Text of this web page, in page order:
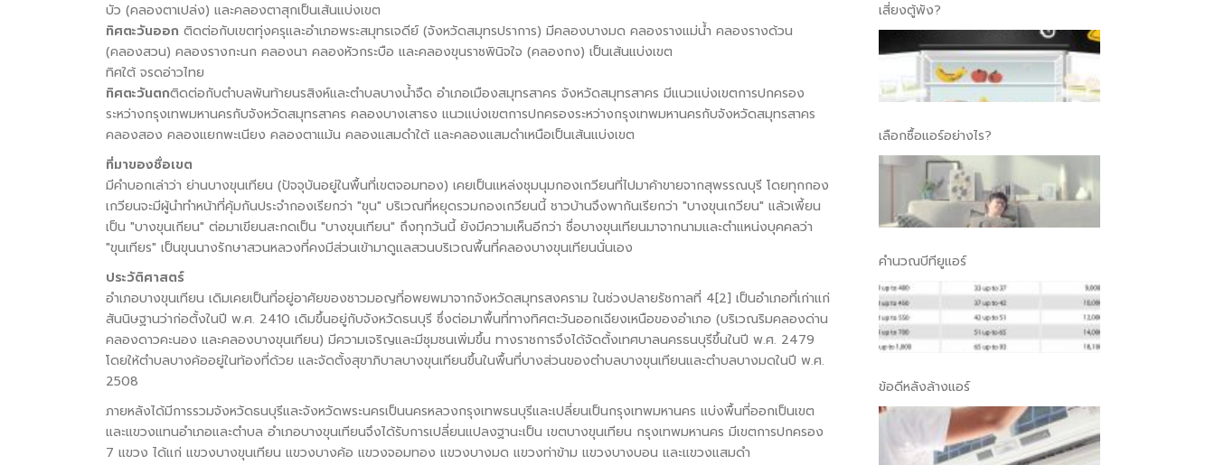
บัว (คลองตาเปล่ง) และคลองตาสุกเป็นเส้นแบ่งเขต
ทิศตะวันออก ติดต่อกับเขตทุ่งครุและอำเภอพระสมุทรเจดีย์ (จังหวัดสมุทรปราการ) มีคลองบางมด คลองรางแม่น้ำ คลองรางด้วน
(คลองสวน) คลองรางกะนก คลองนา คลองหัวกระบือ และคลองขุนราชพินิจใจ (คลองกง) เป็นเส้นแบ่งเขต
ทิศใต้ จรดอ่าวไทย
ทิศตะวันตกติดต่อกับตำบลพันท้ายนรสิงห์และตำบลบางน้ำจืด อำเภอเมืองสมุทรสาคร จังหวัดสมุทรสาคร มีแนวแบ่งเขตการปกครอง
ระหว่างกรุงเทพมหานครกับจังหวัดสมุทรสาคร คลองบางเสาธง แนวแบ่งเขตการปกครองระหว่างกรุงเทพมหานครกับจังหวัดสมุทรสาคร
คลองสอง คลองแยกพะเนียง คลองตาแม้น คลองแสมดำใต้ และคลองแสมดำเหนือเป็นเส้นแบ่งเขต
ที่มาของชื่อเขต
มีคำบอกเล่าว่า ย่านบางขุนเทียน (ปัจจุบันอยู่ในพื้นที่เขตจอมทอง) เคยเป็นแหล่งชุมนุมกองเกวียนที่ไปมาค้าขายจากสุพรรณบุรี โดยทุกกอง
เกวียนจะมีผู้นำทำหน้าที่คุ้มกันประจำกองเรียกว่า "ขุน" บริเวณที่หยุดรวมกองเกวียนนี้ ชาวบ้านจึงพากันเรียกว่า "บางขุนเกวียน" แล้วเพี้ยน
เป็น "บางขุนเกียน" ต่อมาเขียนสะกดเป็น "บางขุนเทียน" ถึงทุกวันนี้ ยังมีความเห็นอีกว่า ชื่อบางขุนเทียนมาจากนามและตำแหน่งบุคคลว่า
"ขุนเทียร" เป็นขุนนางรักษาสวนหลวงที่คงมีส่วนเข้ามาดูแลสวนบริเวณพื้นที่คลองบางขุนเทียนนั่นเอง
ประวัติศาสตร์
อำเภอบางขุนเทียน เดิมเคยเป็นที่อยู่อาศัยของชาวมอญที่อพยพมาจากจังหวัดสมุทรสงคราม ในช่วงปลายรัชกาลที่ 4[2] เป็นอำเภอที่เก่าแก่
สันนิษฐานว่าก่อตั้งในปี พ.ศ. 2410 เดิมขึ้นอยู่กับจังหวัดธนบุรี ซึ่งต่อมาพื้นที่ทางทิศตะวันออกเฉียงเหนือของอำเภอ (บริเวณริมคลองด่าน
คลองดาวคะนอง และคลองบางขุนเทียน) มีความเจริญและมีชุมชนเพิ่มขึ้น ทางราชการจึงได้จัดตั้งเทศบาลนครธนบุรีขึ้นในปี พ.ศ. 2479
โดยให้ตำบลบางค้ออยู่ในท้องที่ด้วย และจัดตั้งสุขาภิบาลบางขุนเทียนขึ้นในพื้นที่บางส่วนของตำบลบางขุนเทียนและตำบลบางมดในปี พ.ศ.
2508
ภายหลังได้มีการรวมจังหวัดธนบุรีและจังหวัดพระนครเป็นนครหลวงกรุงเทพธนบุรีและเปลี่ยนเป็นกรุงเทพมหานคร แบ่งพื้นที่ออกเป็นเขต
และแขวงแทนอำเภอและตำบล อำเภอบางขุนเทียนจึงได้รับการเปลี่ยนแปลงฐานะเป็น เขตบางขุนเทียน กรุงเทพมหานคร มีเขตการปกครอง
7 แขวง ได้แก่ แขวงบางขุนเทียน แขวงบางค้อ แขวงจอมทอง แขวงบางมด แขวงท่าข้าม แขวงบางบอน และแขวงแสมดำ
เสี่ยงตู้พัง?
เลือกซื้อแอร์อย่างไร?
คำนวณบีทียูแอร์
ข้อดีหลังล้างแอร์